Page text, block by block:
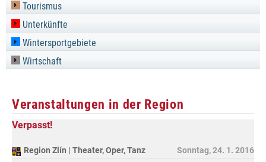
Tourismus
Unterkünfte
Wintersportgebiete
Wirtschaft
Veranstaltungen in der Region
Verpasst!
Sonntag, 24. 1. 2016
Region Zlín | Theater, Oper, Tanz